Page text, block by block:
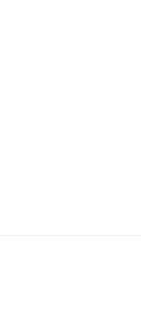
කරන්නේ කෙසේද